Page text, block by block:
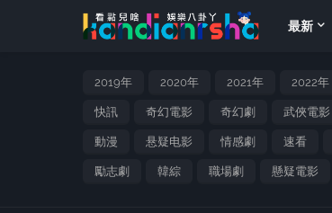
最新
2019年 2020年 2021年 2022年
快訊 奇幻電影 奇幻劇 武俠電影
動漫 悬疑电影 情感劇 速看
勵志劇 韓綜 職場劇 懸疑電影